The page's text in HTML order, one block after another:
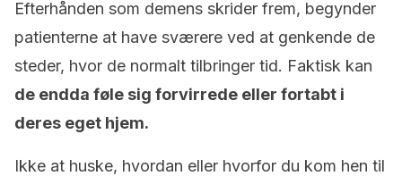
Efterhånden som demens skrider frem, begynder
patienterne at have sværere ved at genkende de
steder, hvor de normalt tilbringer tid. Faktisk kan
de endda føle sig forvirrede eller fortabt i
deres eget hjem.
Ikke at huske, hvordan eller hvorfor du kom hen til